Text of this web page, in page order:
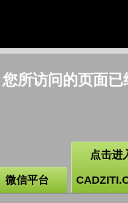
您所访问的页面
微信平台
点击进